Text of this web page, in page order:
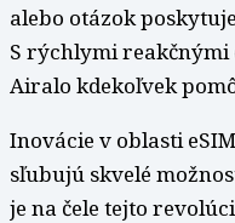
alebo otázok
S rýchlymi
Airalo kdekoľvek
Inovácie v oblasti
sľubujú skvelé
je na čele tejto